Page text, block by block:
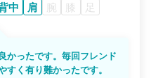
中 肩 腕 膝 足
かったです。毎回フレンド
すく有り難かったです。